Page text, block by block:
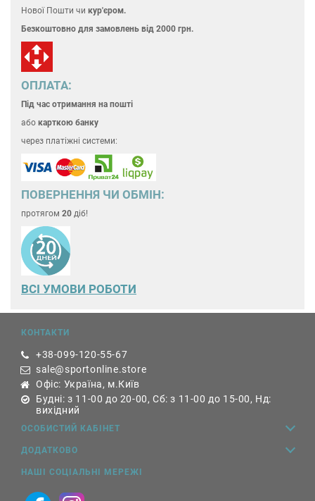
Нової Пошти чи кур'єром.
Безкоштовно для замовлень від 2000 грн.
ОПЛАТА:
Під час отримання на пошті
або карткою банку
через платіжні системи:
ПОВЕРНЕННЯ ЧИ ОБМІН:
протягом 20 діб!
ВСІ УМОВИ РОБОТИ
КОНТАКТИ
+38-099-120-55-67
sale@sportonline.store
Офіс: Україна, м.Київ
Будні: з 11-00 до 20-00, Сб: з 11-00 до 15-00, Нд:
вихідний
ОСОБИСТИЙ КАБІНЕТ
ДОДАТКОВО
НАШІ СОЦІАЛЬНІ МЕРЕЖІ